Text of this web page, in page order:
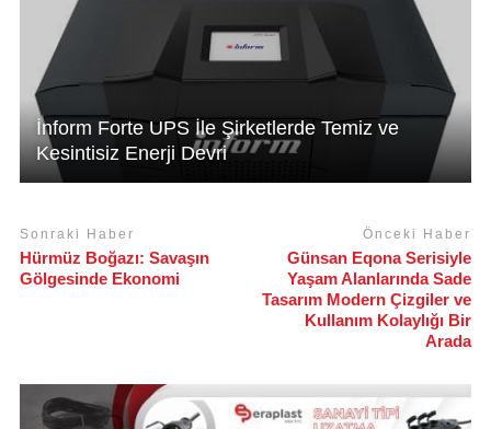
İnform Forte UPS İle Şirketlerde Temiz ve
Kesintisiz Enerji Devri
Sonraki Haber
Hürmüz Boğazı: Savaşın
Gölgesinde Ekonomi
Önceki Haber
Günsan Eqona Serisiyle
Yaşam Alanlarında Sade
Tasarım Modern Çizgiler ve
Kullanım Kolaylığı Bir
Arada